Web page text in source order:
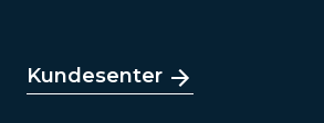
Kundesenter